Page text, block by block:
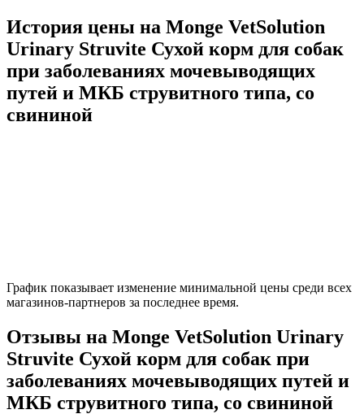
История цены на Monge VetSolution
Urinary Struvite Сухой корм для собак
при заболеваниях мочевыводящих
путей и МКБ струвитного типа, со
свининой
График показывает изменение минимальной цены среди всех
магазинов-партнеров за последнее время.
Отзывы на Monge VetSolution Urinary
Struvite Сухой корм для собак при
заболеваниях мочевыводящих путей и
МКБ струвитного типа, со свининой